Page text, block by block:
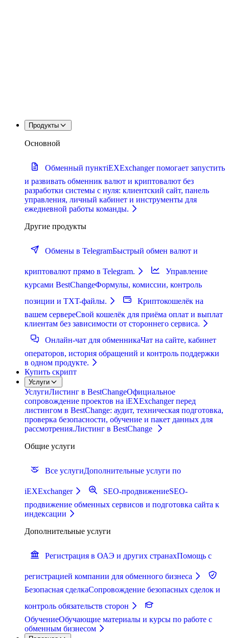
Продукты
Основной
Обменный пунктiEXExchanger помогает запустить
и развивать обменник валют и криптовалют без
разработки системы с нуля: клиентский сайт, панель
управления, личный кабинет и инструменты для
ежедневной работы команды.
Другие продукты
Обмены в TelegramБыстрый обмен валют и
криптовалют прямо в Telegram.
Управление
курсами BestChangeФормулы, комиссии, контроль
позиции и TXT-файлы.
Криптокошелёк на
вашем сервереСвой кошелёк для приёма оплат и выплат
клиентам без зависимости от стороннего сервиса.
Онлайн-чат для обменникаЧат на сайте, кабинет
операторов, история обращений и контроль поддержки
в одном продукте.
Купить скрипт
Услуги
УслугиЛистинг в BestChangeОфициальное
сопровождение проектов на iEXExchanger перед
листингом в BestChange: аудит, техническая подготовка,
проверка безопасности, обучение и пакет данных для
рассмотрения.Листинг в BestChange
Общие услуги
Все услугиДополнительные услуги по
iEXExchanger SEO-продвижениеSEO-
продвижение обменных сервисов и подготовка сайта к
индексации
Дополнительные услуги
Регистрация в ОАЭ и других странахПомощь с
регистрацией компании для обменного бизнеса
Безопасная сделкаСопровождение безопасных сделок и
контроль обязательств сторон
ОбучениеОбучающие материалы и курсы по работе с
обменным бизнесом